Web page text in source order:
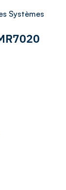
Systèmes